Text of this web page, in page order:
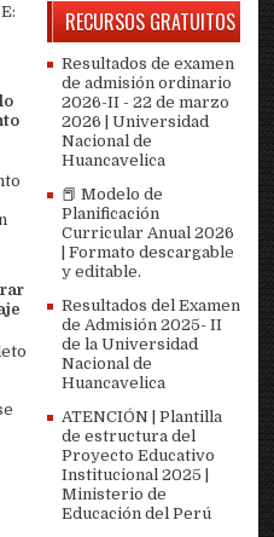
RECURSOS GRATUITOS
Resultados de examen
de admisión ordinario
2026-II - 22 de marzo
2026 | Universidad
Nacional de
Huancavelica
📕 Modelo de
Planificación
Curricular Anual 2026
| Formato descargable
y editable.
Resultados del Examen
de Admisión 2025- II
de la Universidad
Nacional de
Huancavelica
ATENCIÓN | Plantilla
de estructura del
Proyecto Educativo
Institucional 2025 |
Ministerio de
Educación del Perú